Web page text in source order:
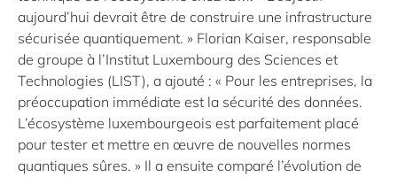
aujourd’hui devrait être de construire une infrastructure
sécurisée quantiquement. » Florian Kaiser, responsable
de groupe à l’Institut Luxembourg des Sciences et
Technologies (LIST), a ajouté : « Pour les entreprises, la
préoccupation immédiate est la sécurité des données.
L’écosystème luxembourgeois est parfaitement placé
pour tester et mettre en œuvre de nouvelles normes
quantiques sûres. » Il a ensuite comparé l’évolution de